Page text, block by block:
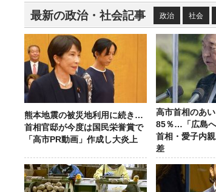
最新の政治・社会記事 政治 社会
熊本地震の被災地利用に続き…
首相官邸が今度は国民栄誉賞で
「高市PR動画」作成し大炎上
高市首相のあ
85％…「広島
首相・愛子内
差